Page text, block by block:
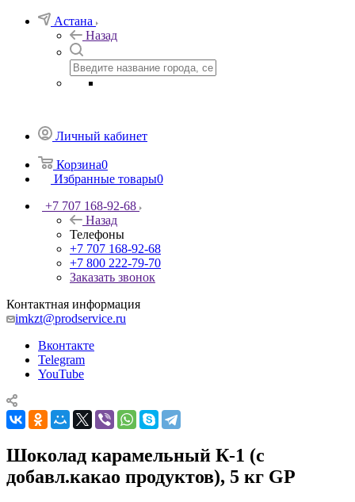
Астана
Назад
Личный кабинет
Корзина0
Избранные товары0
+7 707 168-92-68
Назад
Телефоны
+7 707 168-92-68
+7 800 222-79-70
Заказать звонок
Контактная информация
imkzt@prodservice.ru
Вконтакте
Telegram
YouTube
Шоколад карамельный К-1 (с
добавл.какао продуктов), 5 кг GP